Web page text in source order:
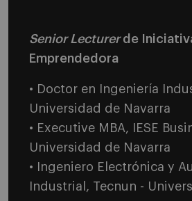
Senior Lecturerde
Emprendedora
• Doctor en Ingeniería
Universidad de Navarra
• Executive MBA, IESE
Universidad de Navarra
• Ingeniero Electrónica y
Industrial, Tecnun -